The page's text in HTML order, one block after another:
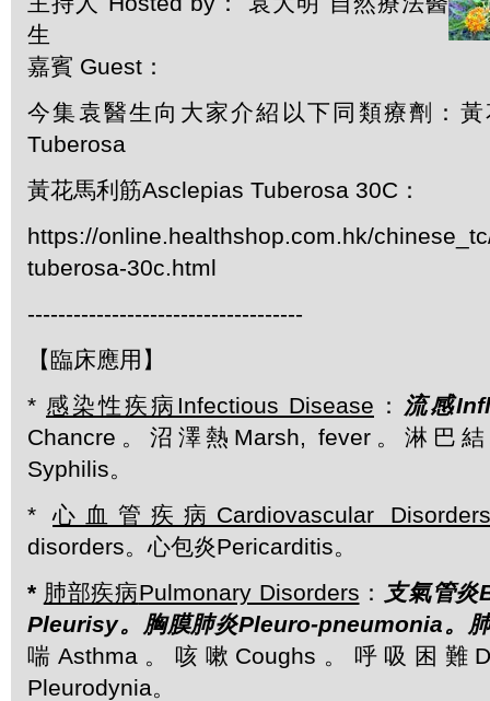
生
嘉賓 Guest：
今集袁醫生向大家介紹以下同類療劑：黃
Tuberosa
黃花馬利筋Asclepias Tuberosa 30C：
https://online.healthshop.com.hk/
tuberosa-30c.html
------------------------------------
【臨床應用】
* 感染性疾病 Infectious Disease ： 流感
Chancre。沼澤熱Marsh, fever。淋巴
Syphilis。
*心血管疾病 Cardiovascular Disorders
disorders。心包炎Pericarditis。
* 肺部疾病Pulmonary Disorders ： 支氣管炎
Pleurisy。 胸膜肺炎Pleuro-pneumonia。
喘Asthma。咳嗽Coughs。呼吸困難
Pleurodynia。